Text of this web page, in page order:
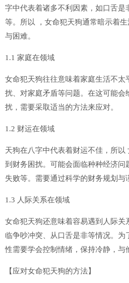
字中代表着诸多不利因素，如口舌是
等。所以 ，女命犯天狗通常暗示着
与困难。
1.1 家庭在领域
女命犯天狗往往意味着家庭生活不太
扰、对家庭矛盾等问题。在这可能会
扰，需要采取适当的方法来应对。
1.2 财运在领域
天狗在八字中代表着财运不佳，所以
到财务困扰。可能会面临种种经济问
失败等。需要通过科学的财务规划与
1.3 人际关系在领域
女命犯天狗还意味着容易遇到人际关
临争吵冲突、从口舌是非等情况。
性需要学会控制情绪，保持冷静，与
【应对女命犯天狗的方法】